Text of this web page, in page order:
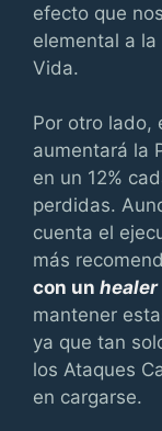
efecto que
elemental a
Vida.
Por otro lado,
aumentará la
en un 12%
perdidas.
cuenta el
más
con un healer
mantener
ya que tan
los Ataques
en cargarse.